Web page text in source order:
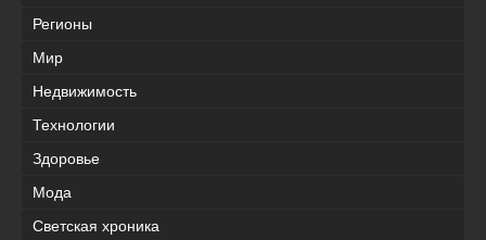
Регионы
Мир
Недвижимость
Технологии
Здоровье
Мода
Светская хроника